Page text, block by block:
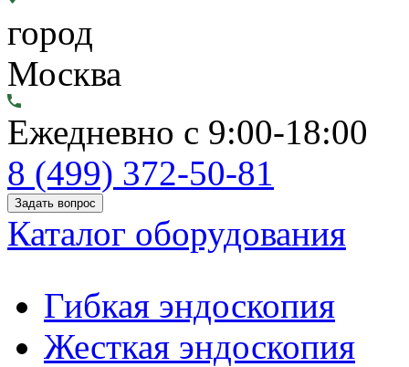
город
Москва
Ежедневно с 9:00-18:00
8 (499) 372-50-81
Задать вопрос
Каталог оборудования
Гибкая эндоскопия
Жесткая эндоскопия